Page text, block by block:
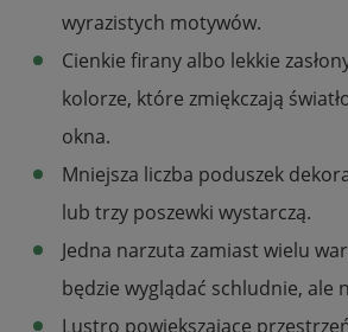
wyrazistych motywów.
Cienkie firany albo lekkie
kolorze, które zmiękczają
okna.
Mniejsza liczba poduszek
lub trzy poszewki wystarczą.
Jedna narzuta zamiast wielu
będzie wyglądać schludnie, ale
Lustro powiększające